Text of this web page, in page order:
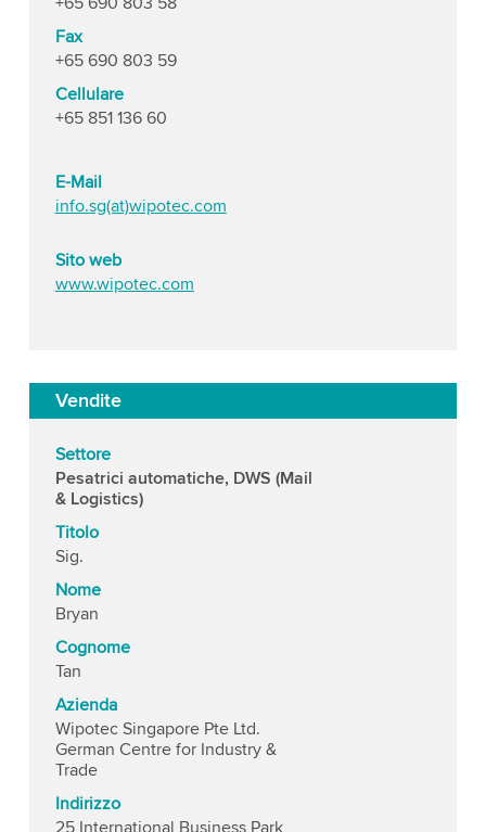
Fax
+65 690 803 59
Cellulare
+65 851 136 60
E-Mail
info.sg(at)wipotec.com
Sito web
www.wipotec.com
Vendite
Settore
Pesatrici automatiche, DWS (Mail
& Logistics)
Titolo
Sig.
Nome
Bryan
Cognome
Tan
Azienda
Wipotec Singapore Pte Ltd.
German Centre for Industry &
Trade
Indirizzo
25 International Business Park